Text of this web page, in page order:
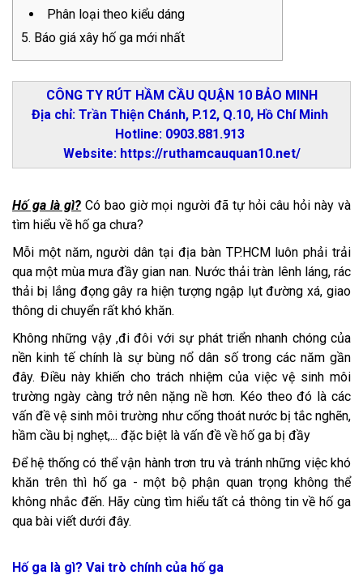
Phân loại theo kiểu dáng
Báo giá xây hố ga mới nhất
CÔNG TY RÚT HẦM CẦU QUẬN 10 BẢO MINH
Địa chỉ: Trần Thiện Chánh, P.12, Q.10, Hồ Chí Minh
Hotline: 0903.881.913
Website: https://ruthamcauquan10.net/
Hố ga là gì? Có bao giờ mọi người đã tự hỏi câu hỏi này và
tìm hiểu về hố ga chưa?
Mỗi một năm, người dân tại địa bàn TP.HCM luôn phải trải
qua một mùa mưa đầy gian nan. Nước thải tràn lênh láng, rác
thải bị lắng đọng gây ra hiện tượng ngập lụt đường xá, giao
thông di chuyển rất khó khăn.
Không những vậy ,đi đôi với sự phát triển nhanh chóng của
nền kinh tế chính là sự bùng nổ dân số trong các năm gần
đây. Điều này khiến cho trách nhiệm của việc vệ sinh môi
trường ngày càng trở nên nặng nề hơn. Kéo theo đó là các
vấn đề vệ sinh môi trường như cống thoát nước bị tắc nghẽn,
hầm cầu bị nghẹt,... đặc biệt là vấn đề về hố ga bị đầy
Để hệ thống có thể vận hành trơn tru và tránh những việc khó
khăn trên thì hố ga - một bộ phận quan trọng không thể
không nhắc đến. Hãy cùng tìm hiểu tất cả thông tin về hố ga
qua bài viết dưới đây.
Hố ga là gì? Vai trò chính của hố ga